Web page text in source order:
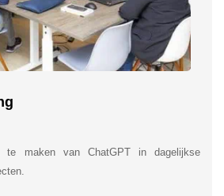
te maken van ChatGPT in dagelijkse